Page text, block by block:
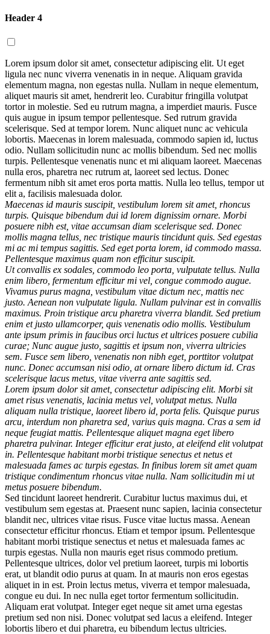
Header 4
Lorem ipsum dolor sit amet, consectetur adipiscing elit. Ut eget
ligula nec nunc viverra venenatis in in neque. Aliquam gravida
elementum magna, non egestas nulla. Nullam in neque elementum,
aliquet mauris sit amet, hendrerit leo. Curabitur fringilla volutpat
tortor in molestie. Sed eu rutrum magna, a imperdiet mauris. Fusce
quis augue in ipsum tempor pellentesque. Sed rutrum gravida
scelerisque. Sed at tempor lorem. Nunc aliquet nunc ac vehicula
lobortis. Maecenas in lorem malesuada, commodo sapien id, luctus
odio. Nullam sollicitudin nunc ac mollis bibendum. Sed nec mollis
turpis. Pellentesque venenatis nunc et mi aliquam laoreet. Maecenas
nulla eros, pharetra nec rutrum at, laoreet sed lectus. Donec
fermentum nibh sit amet eros porta mattis. Nulla leo tellus, tempor ut
elit a, facilisis malesuada dolor.
Maecenas id mauris suscipit, vestibulum lorem sit amet, rhoncus
turpis. Quisque bibendum dui id lorem dignissim ornare. Morbi
posuere nibh est, vitae accumsan diam scelerisque sed. Donec
mollis magna tellus, nec tristique mauris tincidunt quis. Sed egestas
mi ac mi tempus sagittis. Sed eget porta lorem, id commodo massa.
Pellentesque maximus quam non efficitur suscipit.
Ut convallis ex sodales, commodo leo porta, vulputate tellus. Nulla
enim libero, fermentum efficitur mi vel, congue commodo augue.
Vivamus purus magna, vestibulum vitae dictum nec, mattis nec
justo. Aenean non vulputate ligula. Nullam pulvinar est in convallis
maximus. Proin tristique arcu pharetra viverra blandit. Sed pretium
enim et justo ullamcorper, quis venenatis odio mollis. Vestibulum
ante ipsum primis in faucibus orci luctus et ultrices posuere cubilia
curae; Nunc augue justo, sagittis et ipsum non, viverra ultricies
sem. Fusce sem libero, venenatis non nibh eget, porttitor volutpat
nunc. Donec accumsan nisi odio, at ornare libero dictum id. Cras
scelerisque lacus metus, vitae viverra ante sagittis sed.
Lorem ipsum dolor sit amet, consectetur adipiscing elit. Morbi sit
amet risus venenatis, lacinia metus vel, volutpat metus. Nulla
aliquam nulla tristique, laoreet libero id, porta felis. Quisque purus
arcu, interdum non pharetra sed, varius quis magna. Cras a sem id
neque feugiat mattis. Pellentesque aliquet magna eget libero
pharetra pulvinar. Integer efficitur erat justo, at eleifend elit volutpat
in. Pellentesque habitant morbi tristique senectus et netus et
malesuada fames ac turpis egestas. In finibus lorem sit amet quam
tristique condimentum rhoncus vitae nulla. Nam sollicitudin mi ut
metus posuere bibendum.
Sed tincidunt laoreet hendrerit. Curabitur luctus maximus dui, et
vestibulum sem egestas at. Praesent nunc sapien, lacinia consectetur
blandit nec, ultrices vitae risus. Fusce vitae luctus massa. Aenean
consectetur efficitur rhoncus. Etiam et tempor ipsum. Pellentesque
habitant morbi tristique senectus et netus et malesuada fames ac
turpis egestas. Nulla non mauris eget risus commodo pretium.
Pellentesque ultrices, dolor vel pretium laoreet, turpis mi lobortis
erat, ut blandit odio purus at quam. In at mauris non eros egestas
aliquet in in est. Proin lectus metus, viverra et tempor malesuada,
congue eu dui. In nec nulla eget tortor fermentum sollicitudin.
Aliquam erat volutpat. Integer eget neque sit amet urna egestas
pretium sed non nisi. Donec volutpat sed lacus a eleifend. Integer
lobortis libero et dui pharetra, eu bibendum lectus ultricies.